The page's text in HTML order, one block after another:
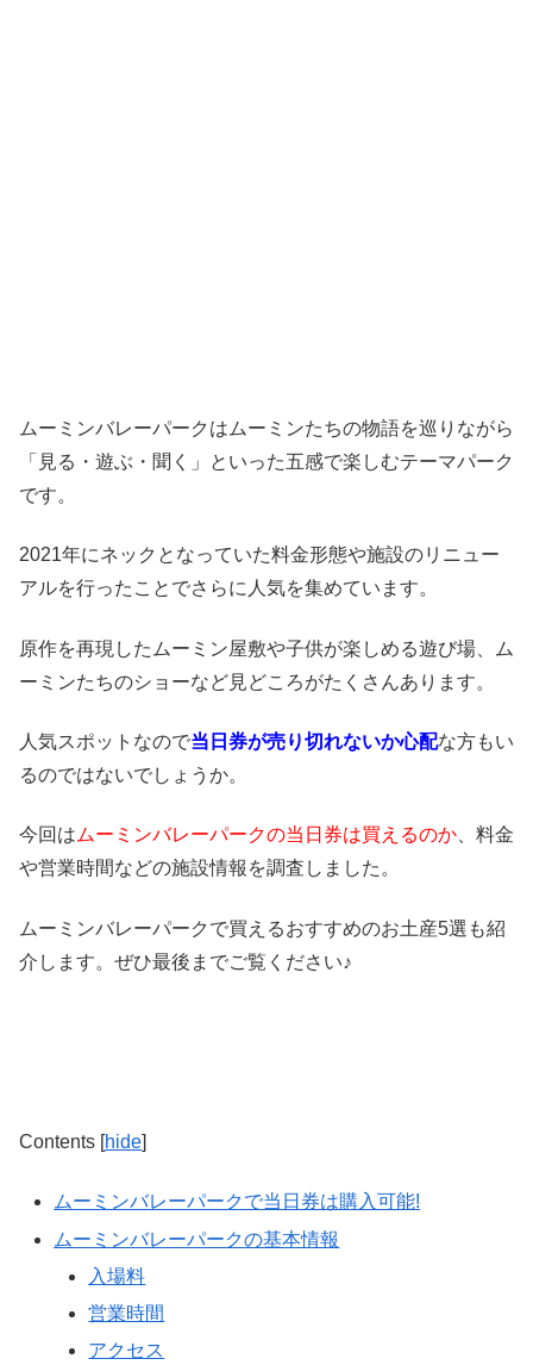
ムーミンバレーパークは ムーミンたちの物語を巡りながら
「見る・遊ぶ・聞く」といった五感で楽しむテーマパーク
です。
2021年にネックとなっていた料金形態や施設のリニュー
アルを行ったことでさらに人気を集めています。
原作を再現したムーミン屋敷や子供が楽しめる遊び場、ム
ーミンたちのショーなど見どころがたくさんあります。
人気スポットなので当日券が売り切れないか心配な方もい
るのではないでしょうか。
今回は ムーミンバレーパークの当日券は買えるのか 、料金
や営業時間などの施設情報を調査しました。
ムーミンバレーパークで買えるおすすめのお土産5選も紹
介します。ぜひ最後までご覧ください♪
Contents [hide]
ムーミンバレーパークで当日券は購入可能!
ムーミンバレーパークの基本情報
入場料
営業時間
アクセス